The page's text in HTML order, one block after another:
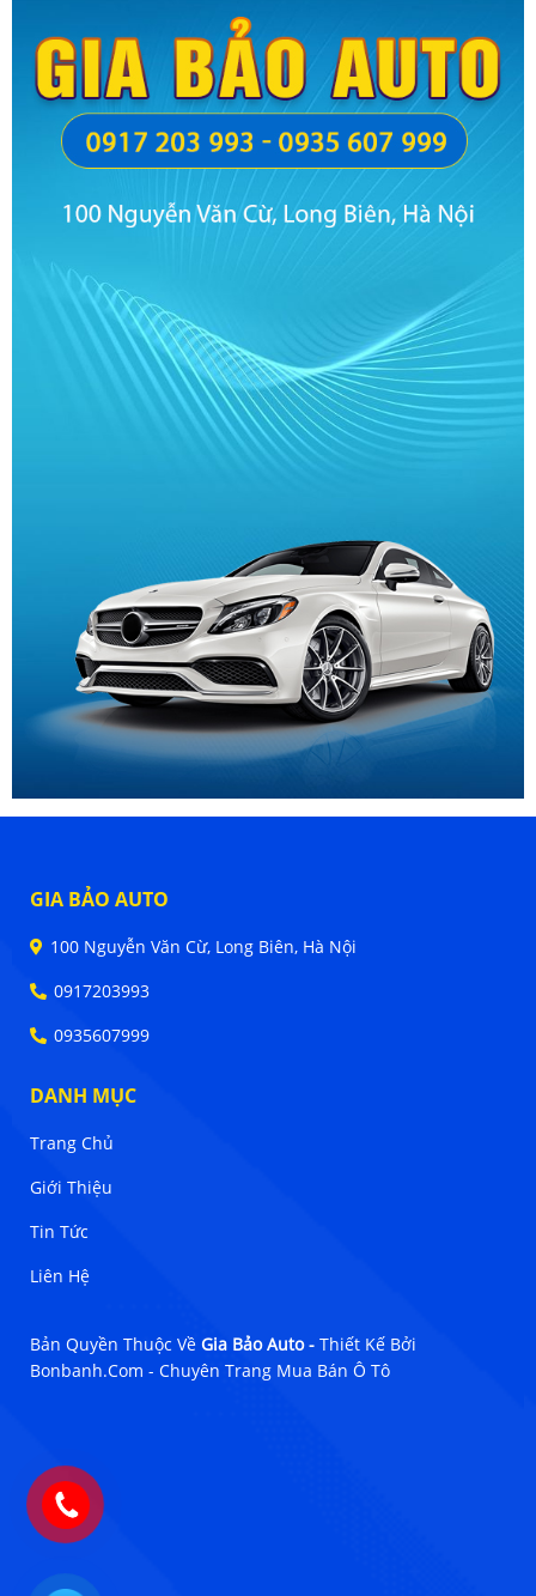
GIA BẢO AUTO
100 Nguyễn Văn Cừ, Long Biên, Hà Nội
0917203993
0935607999
DANH MỤC
Trang Chủ
Giới Thiệu
Tin Tức
Liên Hệ
Bản Quyền Thuộc Về Gia Bảo Auto - Thiết Kế Bởi
Bonbanh.com - Chuyên Trang Mua Bán Ô Tô